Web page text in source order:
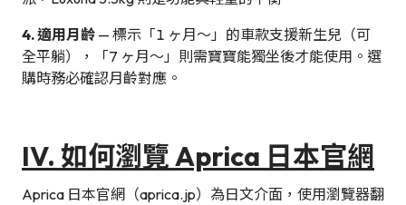
4. 適用月齡 — 標示「1 ヶ月〜」的車款支援新生兒（可
全平躺），「7 ヶ月〜」則需寶寶能獨坐後才能使用。選
購時務必確認月齡對應。
IV. 如何瀏覽 Aprica 日本官網
Aprica 日本官網（aprica.jp）為日文介面，使用瀏覽器翻